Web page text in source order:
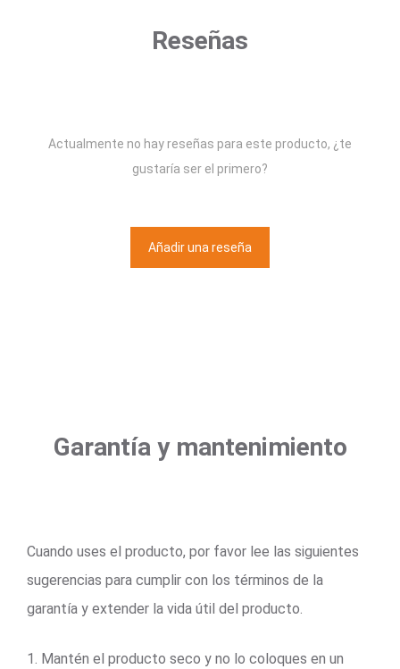
Reseñas
Actualmente no hay reseñas para este producto, ¿te
gustaría ser el primero?
Añadir una reseña
Garantía y mantenimiento
Cuando uses el producto, por favor lee las siguientes
sugerencias para cumplir con los términos de la
garantía y extender la vida útil del producto.
1. Mantén el producto seco y no lo coloques en un